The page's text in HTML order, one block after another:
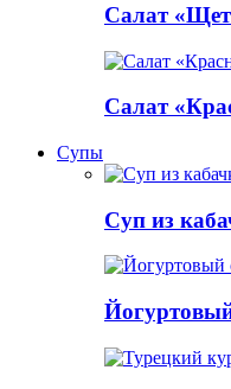
Салат
Салат
Супы
Суп из